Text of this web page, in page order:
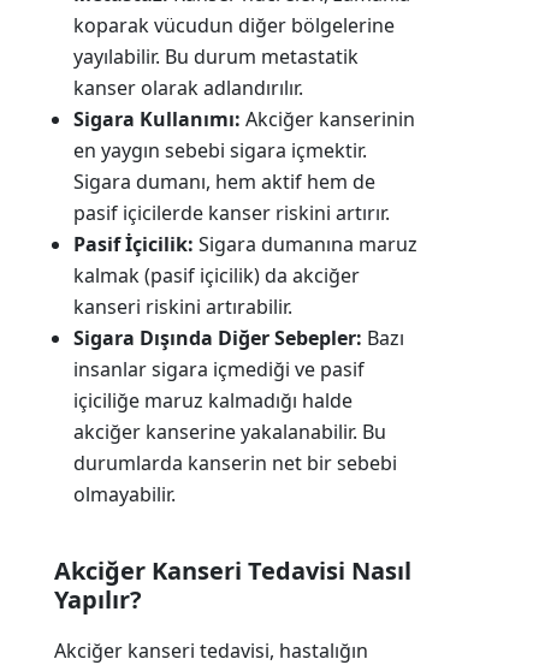
koparak vücudun diğer bölgelerine
yayılabilir. Bu durum metastatik
kanser olarak adlandırılır.
Sigara Kullanımı: Akciğer kanserinin
en yaygın sebebi sigara içmektir.
Sigara dumanı, hem aktif hem de
pasif içicilerde kanser riskini artırır.
Pasif İçicilik: Sigara dumanına maruz
kalmak (pasif içicilik) da akciğer
kanseri riskini artırabilir.
Sigara Dışında Diğer Sebepler: Bazı
insanlar sigara içmediği ve pasif
içiciliğe maruz kalmadığı halde
akciğer kanserine yakalanabilir. Bu
durumlarda kanserin net bir sebebi
olmayabilir.
Akciğer Kanseri Tedavisi Nasıl
Yapılır?
Akciğer kanseri tedavisi, hastalığın